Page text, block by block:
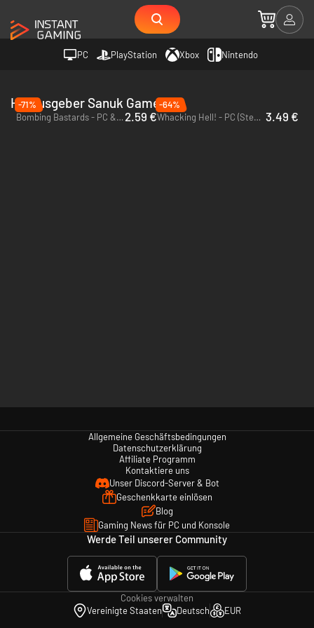
PC PlayStation Xbox Nintendo
Herausgeber Sanuk Games
-71%
Bombing Bastards - PC & Mac (Steam) 2.59 €
-64%
Whacking Hell! - PC (Steam) 3.49 €
Allgemeine Geschäftsbedingungen
Datenschutzerklärung
Affiliate Programm
Kontaktiere uns
Unser Discord-Server & Bot
Geschenkkarte einlösen
Blog
Gaming News für PC und Konsole
Werde Teil unserer Community
Cookies verwalten
Vereinigte Staaten
Deutsch EUR